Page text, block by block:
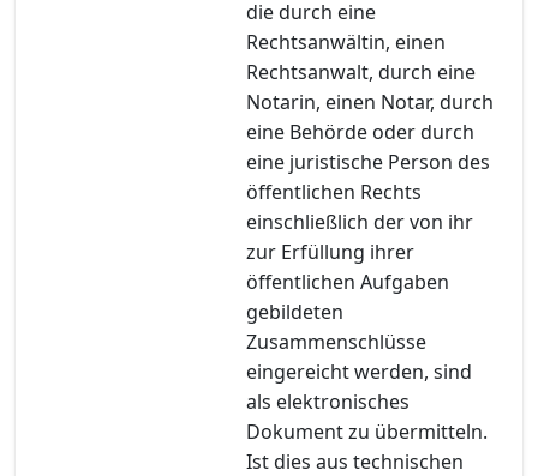
die durch eine
Rechtsanwältin, einen
Rechtsanwalt, durch eine
Notarin, einen Notar, durch
eine Behörde oder durch
eine juristische Person des
öffentlichen Rechts
einschließlich der von ihr
zur Erfüllung ihrer
öffentlichen Aufgaben
gebildeten
Zusammenschlüsse
eingereicht werden, sind
als elektronisches
Dokument zu übermitteln.
Ist dies aus technischen